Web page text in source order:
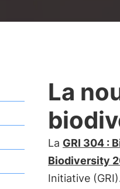
La
La GRI 304 :
Biodiversity
Initiative